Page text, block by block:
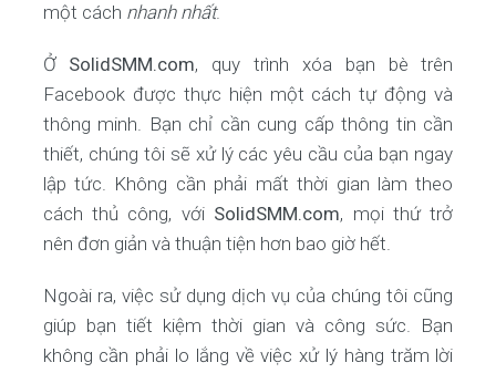
một cách nhanh nhất.
Ở SolidSMM.com, quy trình xóa bạn bè trên
Facebook được thực hiện một cách tự động và
thông minh. Bạn chỉ cần cung cấp thông tin cần
thiết, chúng tôi sẽ xử lý các yêu cầu của bạn ngay
lập tức. Không cần phải mất thời gian làm theo
cách thủ công, với SolidSMM.com, mọi thứ trở
nên đơn giản và thuận tiện hơn bao giờ hết.
Ngoài ra, việc sử dụng dịch vụ của chúng tôi cũng
giúp bạn tiết kiệm thời gian và công sức. Bạn
không cần phải lo lắng về việc xử lý hàng trăm lời